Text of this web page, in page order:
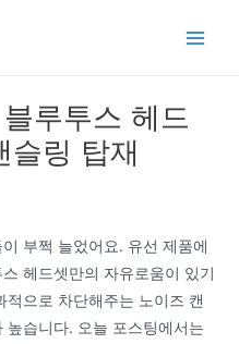
루투스 헤드
슬링 탑재
부쩍 늘었어요. 유선 제품에
헤드셋만의 자유로움이 있기
으로 차단해주는 노이즈 캔
높습니다. 오늘 포스팅에서는